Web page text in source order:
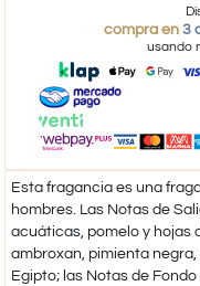
compra en 3
usando
Esta fragancia es una
hombres. Las Notas de
acuáticas, pomelo y hojas
ambroxan, pimienta
Egipto; las Notas de